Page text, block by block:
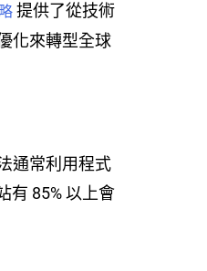
提供了從技術
化來轉型全球
通常利用程式
有 85% 以上會